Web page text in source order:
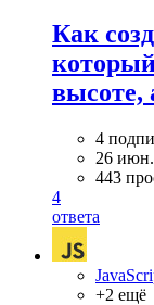
Как
который
высоте,
4
26 июн.
443
4
ответа
+2 ещё